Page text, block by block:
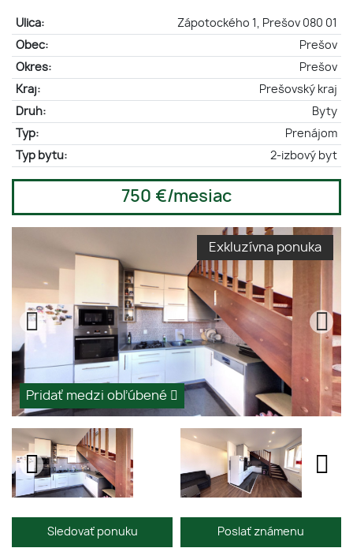
Ulica:
Zápotockého 1, Prešov 080 01
Obec:
Prešov
Okres:
Prešov
Kraj:
Prešovský kraj
Druh:
Byty
Typ:
Prenájom
Typ bytu:
2-izbový byt
750 €/mesiac
Exkluzívna ponuka
Pridať medzi obľúbené
Sledovať ponuku Poslať známenu